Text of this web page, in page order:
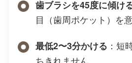
歯ブラシを45度に傾け
目（歯周ポケット）を
最低2〜3分かける ：短
ちきれません。